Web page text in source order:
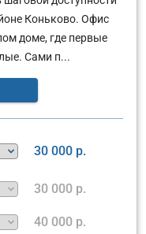
Коньково. Офис
доме, где первые
Сами п...
30 000 р.
30 000 р.
40 000 р.